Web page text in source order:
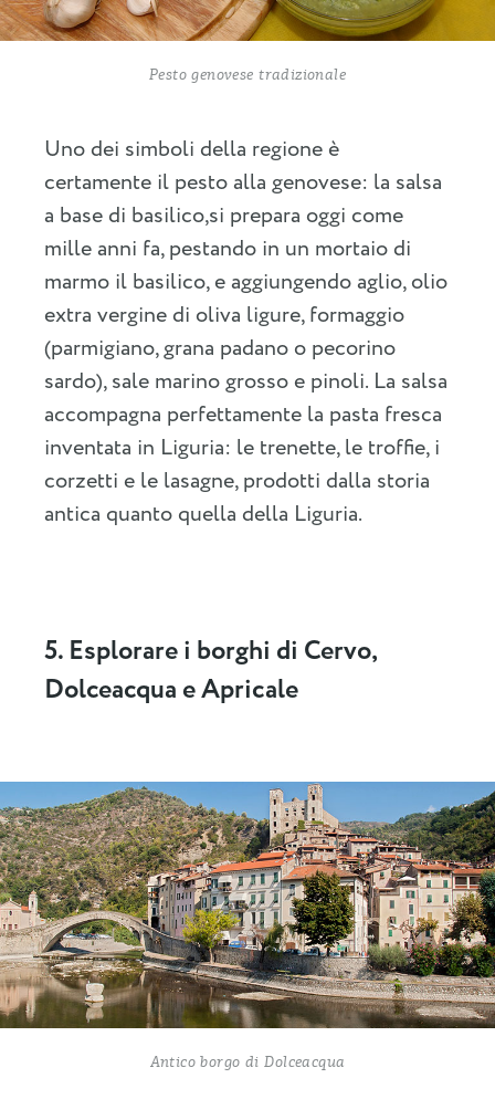
Pesto genovese tradizionale
Uno dei simboli della regione è
certamente il pesto alla genovese: la salsa
a base di basilico,si prepara oggi come
mille anni fa, pestando in un mortaio di
marmo il basilico, e aggiungendo aglio, olio
extra vergine di oliva ligure, formaggio
(parmigiano, grana padano o pecorino
sardo), sale marino grosso e pinoli. La salsa
accompagna perfettamente la pasta fresca
inventata in Liguria: le trenette, le troffie, i
corzetti e le lasagne, prodotti dalla storia
antica quanto quella della Liguria.
5. Esplorare i borghi di Cervo,
Dolceacqua e Apricale
Antico borgo di Dolceacqua